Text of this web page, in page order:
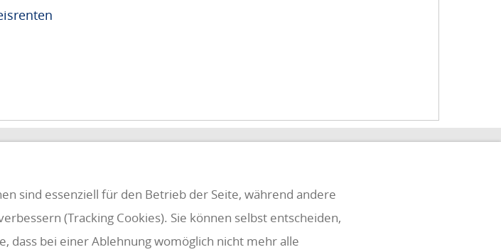
Klientenbereich
Disclaimer
sind essenziell für den Betrieb der Seite, während andere
(Tracking Cookies). Sie können selbst entscheiden,
dass bei einer Ablehnung womöglich nicht mehr alle